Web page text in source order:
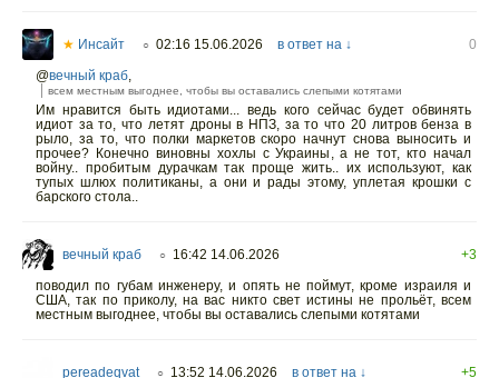
★ Инсайт ○ 02:16 15.06.2026 в ответ на ↓
0
@вечный краб
всем местным выгоднее, чтобы вы оставались слепыми котятами
Им нравится быть идиотами... ведь кого сейчас будет обвинять
идиот за то, что летят дроны в НПЗ, за то что 20 литров бенза в
рыло, за то, что полки маркетов скоро начнут снова выносить и
прочее? Конечно виновны хохлы с Украины, а не тот, кто начал
войну.. пробитым дурачкам так проще жить.. их используют, как
тупых шлюх политиканы, а они и рады этому, уплетая крошки с
барского стола..
вечный краб ○ 16:42 14.06.2026
+3
поводил по губам инженеру, и опять не поймут, кроме израиля и
США, так по приколу, на вас никто свет истины не прольёт, всем
местным выгоднее, чтобы вы оставались слепыми котятами
pereadeqvat ○ 13:52 14.06.2026 в ответ на ↓
+5